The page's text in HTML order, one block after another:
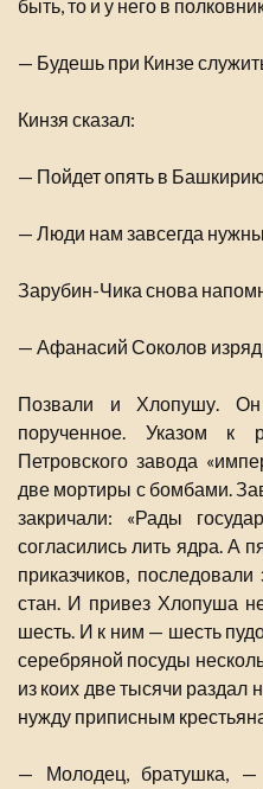
быть, то и у него в
— Будешь при Кинзе
Кинзя сказал:
— Пойдет опять в
— Люди нам завсегда
Зарубин-Чика снова
— Афанасий Соколов
Позвали и Хлопушу. Он
порученное. Указом к
Петровского завода
две мортиры с бомбами.
закричали: «Рады
согласились лить ядра. А
приказчиков,
стан. И привез Хлопуша
шесть. И к ним — шесть
серебряной посуды
из коих две тысячи
нужду приписным
— Молодец, братушка,